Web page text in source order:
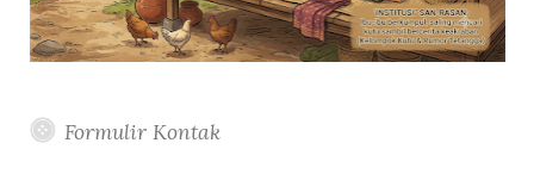
Formulir Kontak